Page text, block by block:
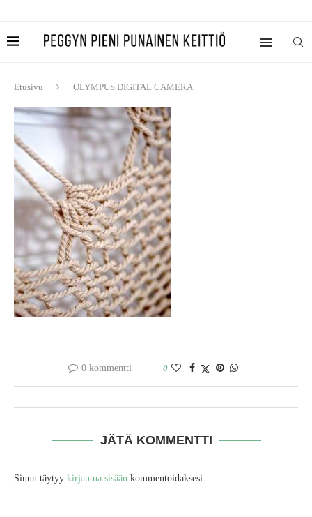
Etusivu OLYMPUS DIGITAL CAMERA
0 kommentti 0
JÄTÄ KOMMENTTI
Sinun täytyy kirjautua sisään kommentoidaksesi.